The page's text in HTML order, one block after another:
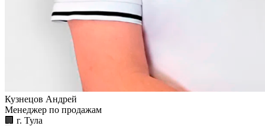
Кузнецов Андрей
Менеджер по продажам
🏢︎ г. Тула